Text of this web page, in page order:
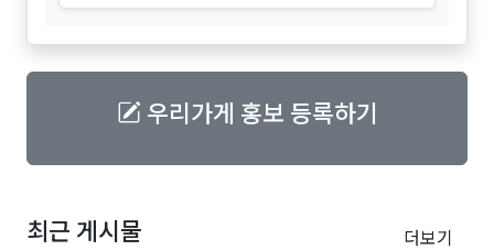
우리가게 홍보 등록하기
최근 게시물 더보기